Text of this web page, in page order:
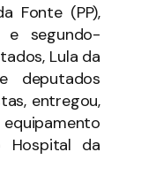
Fonte (PP),
segundo-
Lula da
deputados
entregou,
Hospital da